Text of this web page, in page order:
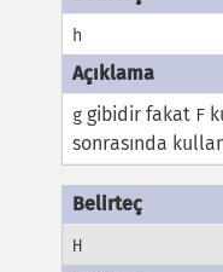
h
g gibidir fakat F
sonrasında
H